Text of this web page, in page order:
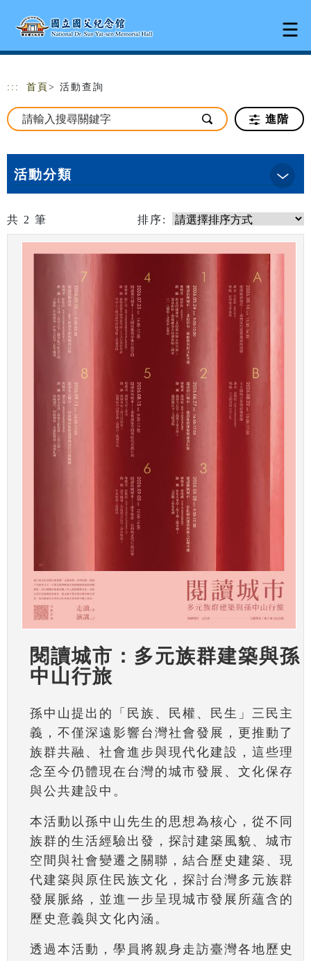
::: 首頁 > 活動查詢
進階
活動分類
共 2 筆 排序:
閱讀城市：多元族群建築與孫
中山行旅
孫中山提出的「民族、民權、民生」三民主
義，不僅深遠影響台灣社會發展，更推動了
族群共融、社會進步與現代化建設，這些理
念至今仍體現在台灣的城市發展、文化保存
與公共建設中。
本活動以孫中山先生的思想為核心，從不同
族群的生活經驗出發，探討建築風貌、城市
空間與社會變遷之關聯，結合歷史建築、現
代建築與原住民族文化，探討台灣多元族群
發展脈絡，並進一步呈現城市發展所蘊含的
歷史意義與文化內涵。
透過本活動，學員將親身走訪臺灣各地歷史